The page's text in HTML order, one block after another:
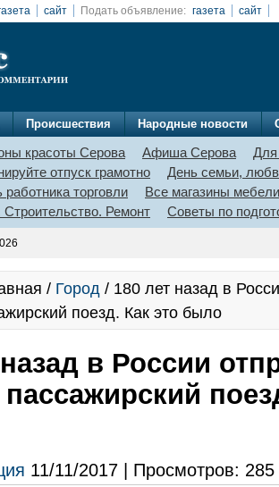
сайт Подать объявление: газета сайт
Происшествия Народные новости
красоты Серова Афиша Серова
Для
отпуск грамотно
День семьи,
работника торговли
Все магазины мебели
Ремонт
Советы по
/ Город / 180 лет назад в
поезд. Как это было
в России
11/11/2017 | Просмотров: 285